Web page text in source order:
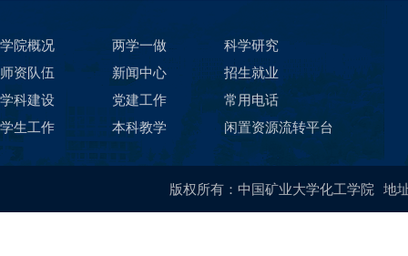
学院概况 两学一做
科学研究
师资队伍
新闻中心
招生就业
学科建设
党建工作
常用电话
学生工作
本科教学 闲置资源流转平台
版权所有：中国矿业大学化工学院 地